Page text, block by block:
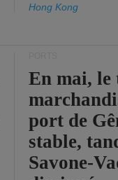
Hong Kong
En mai, le
port de
stable,
Savone-